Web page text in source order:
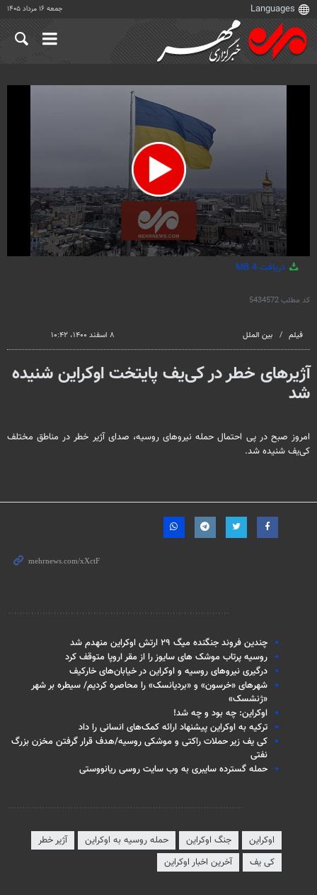
جمعه ۱۶ مرداد ۱۴۰۵
0 دریافت 4 MB
کد مطلب5434572
فیلم بین الملل ۸ اسفند ۱۴۰۰، ۱۰:۴۲
آژیرهای خطر در کی‌یف پایتخت اوکراین شنیده
شد
امروز صبح در پی احتمال حمله نیروهای روسیه، صدای آژیر خطر در مناطق مختلف
کی‌یف شنیده شد.
چندین فروند جنگنده میگ ۲۹ ارتش اوکراین منهدم شد
روسیه پرتاب موشک های سایوز را از مقر اروپا متوقف کرد
درگیری نیروهای روسیه و اوکراین در خیابان‌های خارکیف
شهرهای «خرسون» و «بردیانسک» را محاصره کردیم/ سیطره بر شهر
«ژنشسک»
اوکراین: چه بود و چه شد!
ترکیه به اوکراین پیشنهاد ارائه کمک‌های انسانی را داد
کی یف زیر حملات راکتی و موشکی روسیه/هدف قرار گرفتن مخزن بزرگ
نفتی
حمله گسترده سایبری به وب سایت روسی ریانووستی
اوکراین جنگ اوکراین حمله روسیه به اوکراین
آژیر خطر
کی یف
آخرین اخبار اوکراین